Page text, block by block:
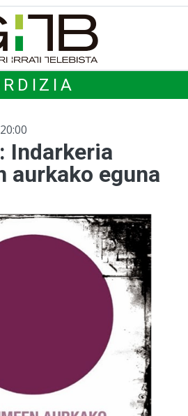
Indarkeria
aurkako eguna